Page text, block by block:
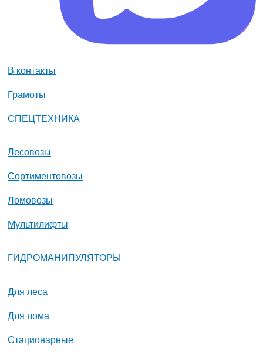
В контакты
Грамоты
СПЕЦТЕХНИКА
Лесовозы
Сортиментовозы
Ломовозы
Мультилифты
ГИДРОМАНИПУЛЯТОРЫ
Для леса
Для лома
Стационарные